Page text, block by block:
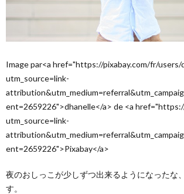
Image par<a href="https://pixabay.com/fr/users/
utm_source=link-
ent=2659226">dhanelle</a> de <a
utm_source=link-
ent=2659226">Pixabay</a>
夜のおしっこが少しずつ出来るようになったな
す。